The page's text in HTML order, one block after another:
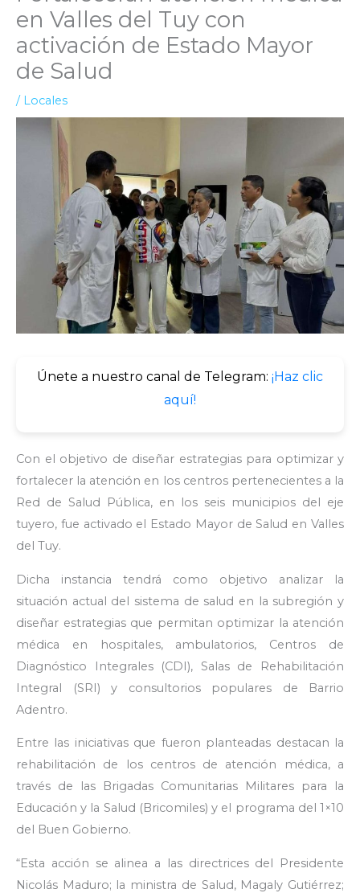
en Valles del Tuy con
activación de Estado Mayor
de Salud
/ Locales
Únete a nuestro canal de Telegram: ¡Haz clic
aquí!
Con el objetivo de diseñar estrategias para optimizar y
fortalecer la atención en los centros pertenecientes a la
Red de Salud Pública, en los seis municipios del eje
tuyero, fue activado el Estado Mayor de Salud en Valles
del Tuy.
Dicha instancia tendrá como objetivo analizar la
situación actual del sistema de salud en la subregión y
diseñar estrategias que permitan optimizar la atención
médica en hospitales, ambulatorios, Centros de
Diagnóstico Integrales (CDI), Salas de Rehabilitación
Integral (SRI) y consultorios populares de Barrio
Adentro.
Entre las iniciativas que fueron planteadas destacan la
rehabilitación de los centros de atención médica, a
través de las Brigadas Comunitarias Militares para la
Educación y la Salud (Bricomiles) y el programa del 1×10
del Buen Gobierno.
“Esta acción se alinea a las directrices del Presidente
Nicolás Maduro; la ministra de Salud, Magaly Gutiérrez;